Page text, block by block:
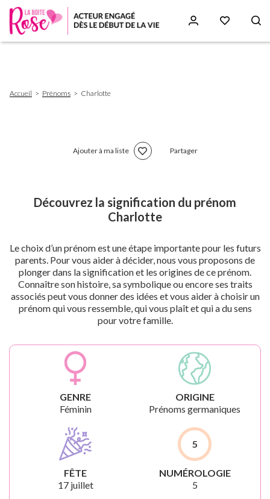
d'Ariane
Accueil Prénoms Charlotte
Ajouter à ma liste Partager
Découvrez la signification du prénom
Charlotte
Le choix d’un prénom est une étape importante pour les futurs
parents. Pour vous aider à décider, nous vous proposons de
plonger dans la signification et les origines de ce prénom.
Connaître son histoire, sa symbolique ou encore ses traits
associés peut vous donner des idées et vous aider à choisir un
prénom qui vous ressemble, qui vous plaît et qui a du sens
pour votre famille.
GENRE
Féminin
ORIGINE
Prénoms germaniques
FÊTE
17 juillet
5
NUMÉROLOGIE
5